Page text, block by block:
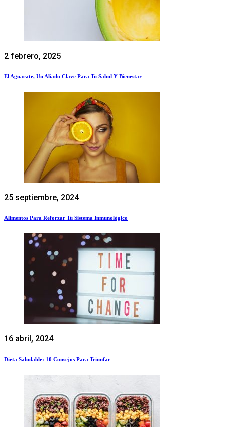
2 febrero, 2025
El Aguacate, Un Aliado Clave Para Tu Salud Y Bienestar
25 septiembre, 2024
Alimentos Para Reforzar Tu Sistema Inmunológico
16 abril, 2024
Dieta Saludable: 10 Consejos Para Triunfar